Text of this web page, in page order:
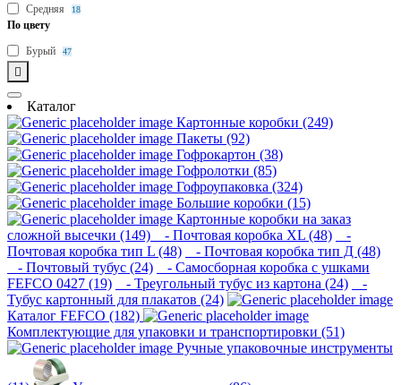
Средняя 18
По цвету
Бурый 47
Каталог
Картонные коробки (249)
Пакеты (92)
Гофрокартон (38)
Гофролотки (85)
Гофроупаковка (324)
Большие коробки (15)
Картонные коробки на заказ
сложной высечки (149)
- Почтовая коробка XL (48)
-
Почтовая коробка тип L (48)
- Почтовая коробка тип Д (48)
- Почтовый тубус (24)
- Самосборная коробка с ушками
FEFCO 0427 (19)
- Треугольный тубус из картона (24)
-
Тубус картонный для плакатов (24)
Каталог FEFCO (182)
Комплектующие для упаковки и транспортировки (51)
Ручные упаковочные инструменты